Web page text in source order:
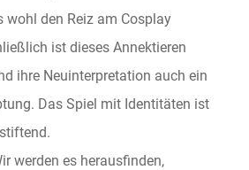
wohl den Reiz am Cosplay
ist dieses Annektieren
ihre Neuinterpretation auch ein
Das Spiel mit Identitäten ist
werden es herausfinden,